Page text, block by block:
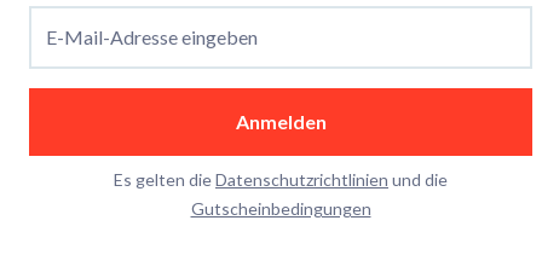
E-Mail-Adresse eingeben
Anmelden
Es gelten dieDatenschutzrichtlinien und die
Gutscheinbedingungen